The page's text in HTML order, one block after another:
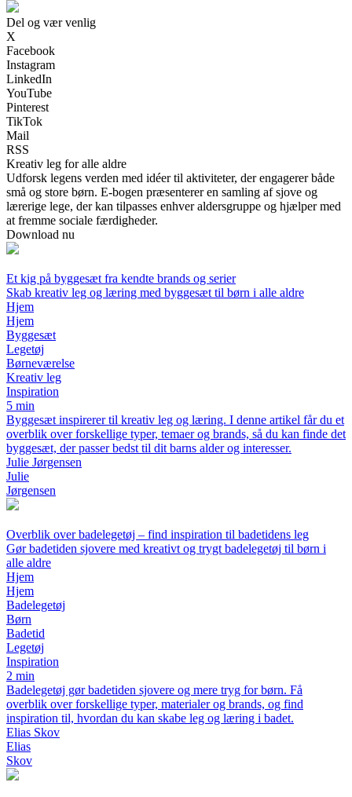
Del og vær venlig
X
Facebook
Instagram
LinkedIn
YouTube
Pinterest
TikTok
Mail
RSS
Kreativ leg for alle aldre
Udforsk legens verden med idéer til aktiviteter, der engagerer både
små og store børn. E-bogen præsenterer en samling af sjove og
lærerige lege, der kan tilpasses enhver aldersgruppe og hjælper med
at fremme sociale færdigheder.
Download nu
Et kig på byggesæt fra kendte brands og serier
Skab kreativ leg og læring med byggesæt til børn i alle aldre
Hjem
Hjem
Byggesæt
Legetøj
Børneværelse
Kreativ leg
Inspiration
5 min
Byggesæt inspirerer til kreativ leg og læring. I denne artikel får du et
overblik over forskellige typer, temaer og brands, så du kan finde det
byggesæt, der passer bedst til dit barns alder og interesser.
Julie Jørgensen
Julie
Jørgensen
Overblik over badelegetøj – find inspiration til badetidens leg
Gør badetiden sjovere med kreativt og trygt badelegetøj til børn i
alle aldre
Hjem
Hjem
Badelegetøj
Børn
Badetid
Legetøj
Inspiration
2 min
Badelegetøj gør badetiden sjovere og mere tryg for børn. Få
overblik over forskellige typer, materialer og brands, og find
inspiration til, hvordan du kan skabe leg og læring i badet.
Elias Skov
Elias
Skov